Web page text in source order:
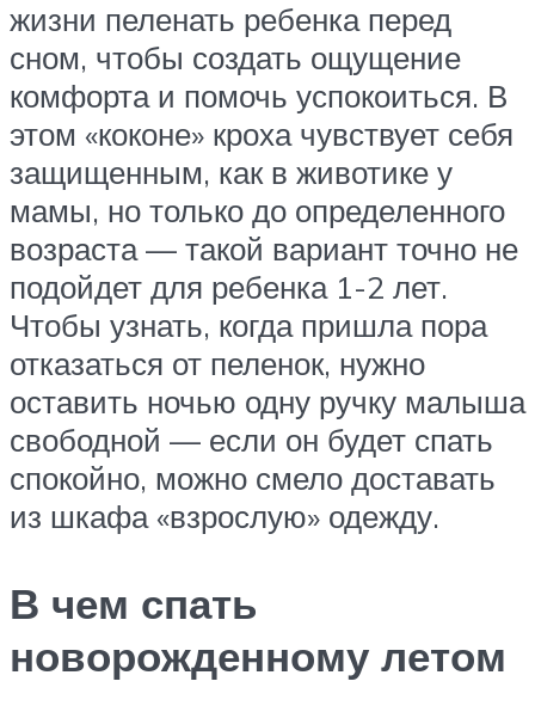
жизни пеленать ребенка перед
сном, чтобы создать ощущение
комфорта и помочь успокоиться. В
этом «коконе» кроха чувствует себя
защищенным, как в животике у
мамы, но только до определенного
возраста — такой вариант точно не
подойдет для ребенка 1-2 лет.
Чтобы узнать, когда пришла пора
отказаться от пеленок, нужно
оставить ночью одну ручку малыша
свободной — если он будет спать
спокойно, можно смело доставать
из шкафа «взрослую» одежду.
В чем спать
новорожденному летом